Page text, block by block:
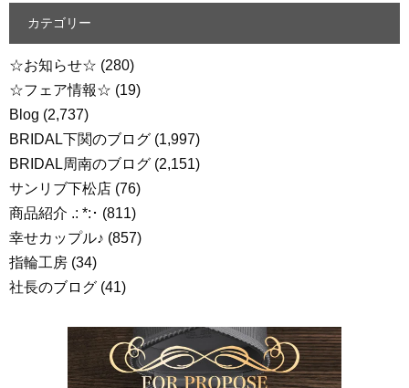
カテゴリー
☆お知らせ☆ (280)
☆フェア情報☆ (19)
Blog (2,737)
BRIDAL下関のブログ (1,997)
BRIDAL周南のブログ (2,151)
サンリブ下松店 (76)
商品紹介 .: *:･ (811)
幸せカップル♪ (857)
指輪工房 (34)
社長のブログ (41)